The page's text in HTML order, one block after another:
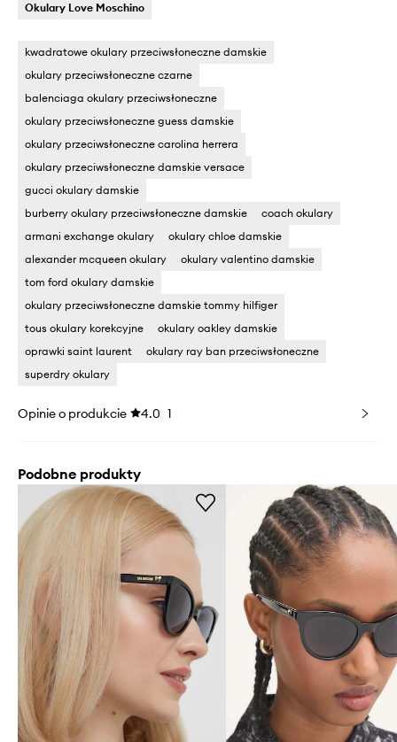
Okulary Love Moschino
kwadratowe okulary przeciwsłoneczne damskie
okulary przeciwsłoneczne czarne
balenciaga okulary przeciwsłoneczne
okulary przeciwsłoneczne guess damskie
okulary przeciwsłoneczne carolina herrera
okulary przeciwsłoneczne damskie versace
gucci okulary damskie
burberry okulary przeciwsłoneczne damskie
coach okulary
armani exchange okulary
okulary chloe damskie
alexander mcqueen okulary
okulary valentino damskie
tom ford okulary damskie
okulary przeciwsłoneczne damskie tommy hilfiger
tous okulary korekcyjne
okulary oakley damskie
oprawki saint laurent
okulary ray ban przeciwsłoneczne
superdry okulary
Opinie o produkcie 4.0 1
Podobne produkty